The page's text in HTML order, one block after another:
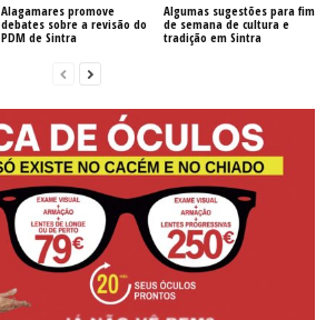
Alagamares promove
debates sobre a revisão do
PDM de Sintra
Algumas sugestões para fim
de semana de cultura e
tradição em Sintra